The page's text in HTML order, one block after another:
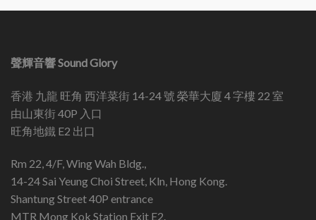
聲輝音響 Sound Glory
香港 九龍 旺角 西洋菜街 14-24 號 榮華大廈 4 字樓 22 室
由山東街 40P 入口
旺角地鐵 E2 出口
Rm 22, 4/F, Wing Wah Bldg.,
14-24 Sai Yeung Choi Street, Kln, Hong Kong.
Shantung Street 40P entrance
MTR Mong Kok Station Exit E2.